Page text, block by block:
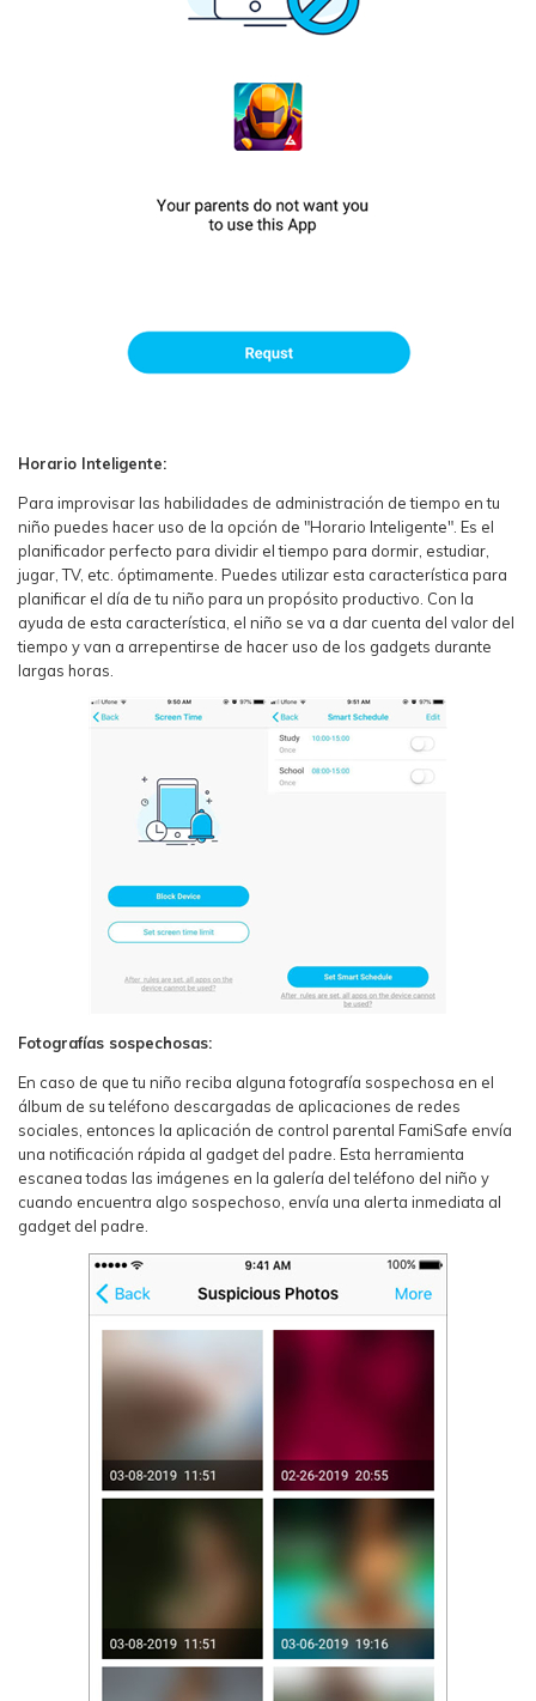
Horario Inteligente:
Para improvisar las habilidades de administración de tiempo en tu
niño puedes hacer uso de la opción de "Horario Inteligente". Es el
planificador perfecto para dividir el tiempo para dormir, estudiar,
jugar, TV, etc. óptimamente. Puedes utilizar esta característica para
planificar el día de tu niño para un propósito productivo. Con la
ayuda de esta característica, el niño se va a dar cuenta del valor del
tiempo y van a arrepentirse de hacer uso de los gadgets durante
largas horas.
Fotografías sospechosas:
En caso de que tu niño reciba alguna fotografía sospechosa en el
álbum de su teléfono descargadas de aplicaciones de redes
sociales, entonces la aplicación de control parental FamiSafe envía
una notificación rápida al gadget del padre. Esta herramienta
escanea todas las imágenes en la galería del teléfono del niño y
cuando encuentra algo sospechoso, envía una alerta inmediata al
gadget del padre.